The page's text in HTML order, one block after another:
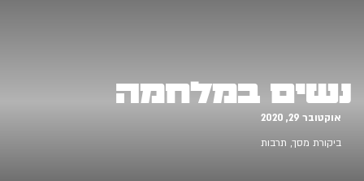
נשים במלחמה
אוקטובר 29, 2020
ביקורת מסך, תרבות